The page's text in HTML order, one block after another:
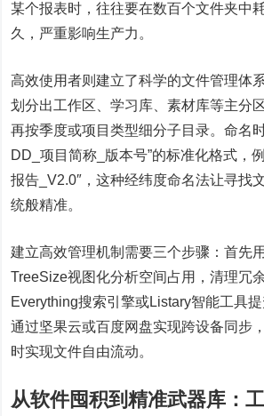
某个报表时，往往要在数百个文件夹中
久，严重影响生产力。
高效使用者则建立了科学的文件管理体
划分出工作区、学习库、素材库等主分
再按季度或项目类型细分子目录。命名
DD_项目简称_版本号”的标准化格式，
报告_V2.0″，这种经纬度命名法让寻找
统般精准。
建立高效管理机制需要三个步骤：首先
TreeSize视图化分析空间占用，清理冗
Everything搜索引擎或Listary智能工具
通过坚果云或百度网盘实现跨设备同步
时实现文件自由流动。
从软件囤积到精准武器库：